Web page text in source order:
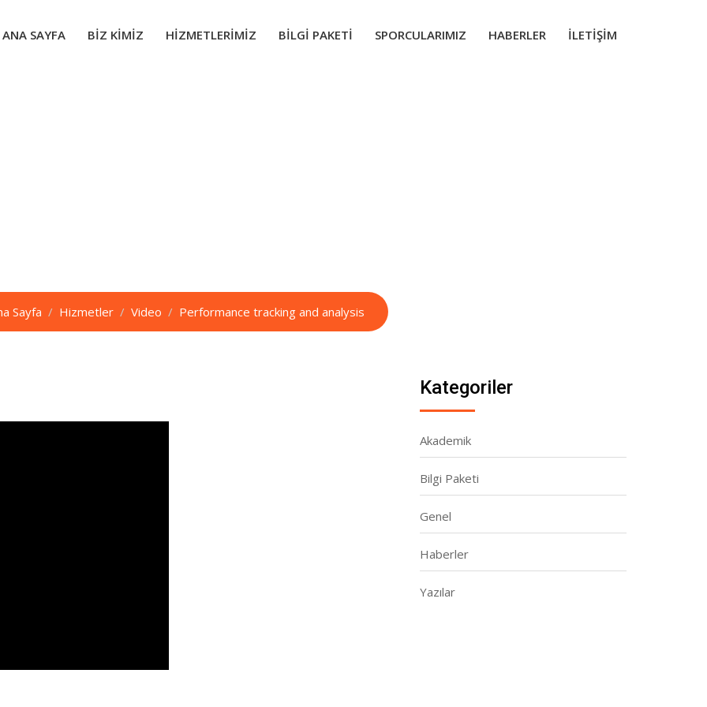
ANA SAYFA BIZ KIMIZ HIZMETLERIMIZ BILGI PAKETI SPORCULARIMIZ HABERLER İLETIŞIM
Sayfa Hizmetler Video Performance tracking and analysis
Kategoriler
Akademik
Bilgi Paketi
Genel
Haberler
Yazılar